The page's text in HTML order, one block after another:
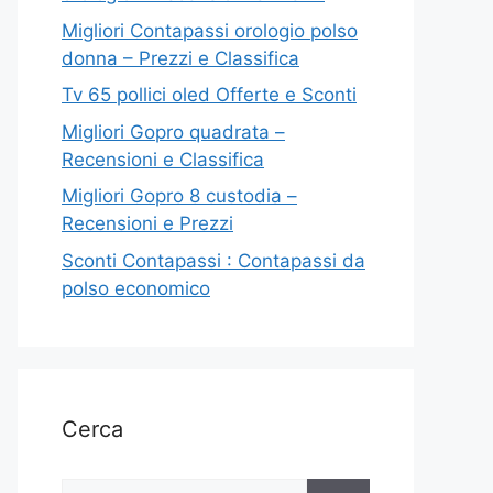
Migliori Contapassi orologio polso
donna – Prezzi e Classifica
Tv 65 pollici oled Offerte e Sconti
Migliori Gopro quadrata –
Recensioni e Classifica
Migliori Gopro 8 custodia –
Recensioni e Prezzi
Sconti Contapassi : Contapassi da
polso economico
Cerca